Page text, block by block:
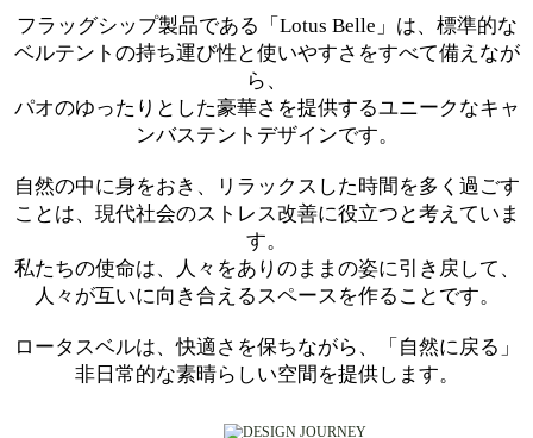
フラッグシップ製品である「Lotus Belle」は、標準的な
ベルテントの持ち運び性と使いやすさをすべて備えなが
ら、
パオのゆったりとした豪華さを提供するユニークなキャ
ンバステントデザインです。
自然の中に身をおき、リラックスした時間を多く過ごす
ことは、現代社会のストレス改善に役立つと考えていま
す。
私たちの使命は、人々をありのままの姿に引き戻して、
人々が互いに向き合えるスペースを作ることです。
ロータスベルは、快適さを保ちながら、「自然に戻る」
非日常的な素晴らしい空間を提供します。